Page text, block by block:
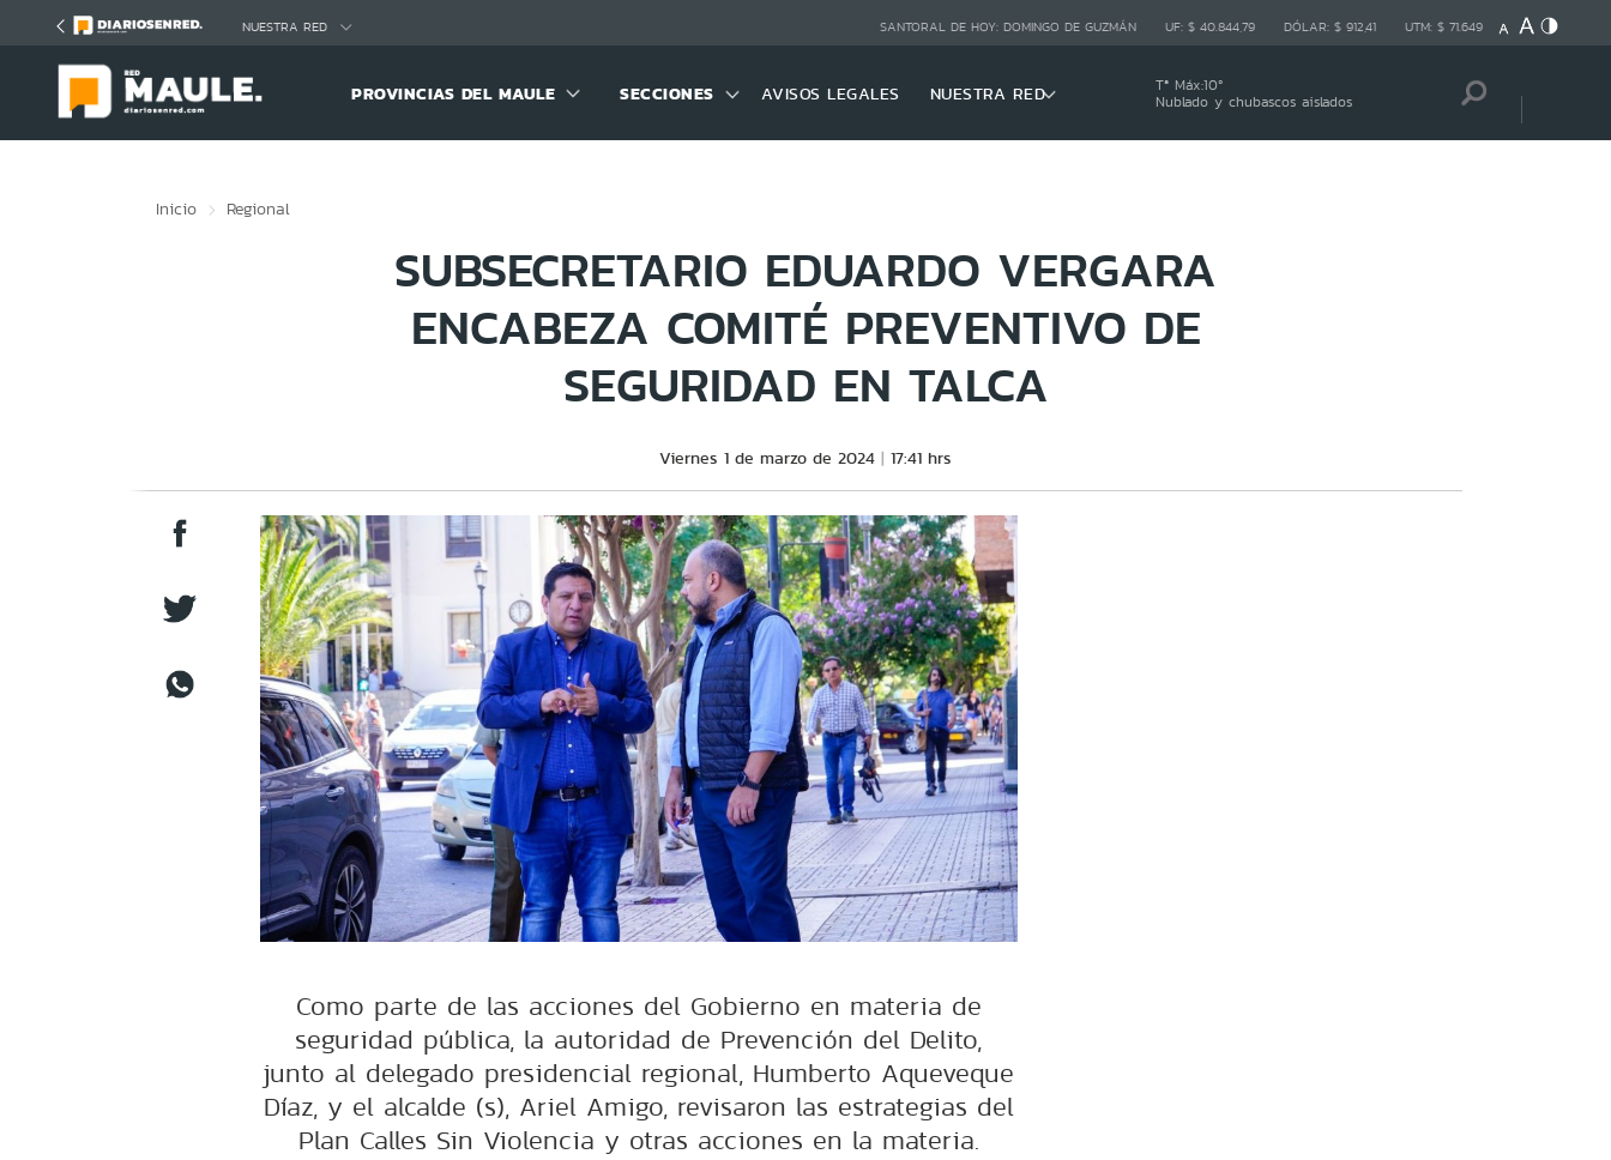
NUESTRA RED SANTORAL DE HOY: DOMINGO DE GUZMÁN UF: $ 40.844,79 DÓLAR: $ 912,41 UTM: $ 71.649
PROVINCIAS DEL MAULE SECCIONES AVISOS LEGALES NUESTRA RED Tª Máx:10º
Nublado y chubascos aislados
Inicio Regional
SUBSECRETARIO EDUARDO VERGARA
ENCABEZA COMITÉ PREVENTIVO DE
SEGURIDAD EN TALCA
Viernes 1 de marzo de 2024 17:41 hrs
Como parte de las acciones del Gobierno en materia de
seguridad pública, la autoridad de Prevención del Delito,
junto al delegado presidencial regional, Humberto Aqueveque
Díaz, y el alcalde (s), Ariel Amigo, revisaron las estrategias del
Plan Calles Sin Violencia y otras acciones en la materia.